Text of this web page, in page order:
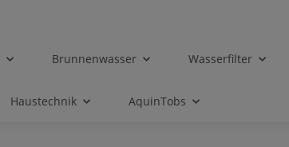
Brunnenwasser Wasserfilter
Haustechnik AquinTobs